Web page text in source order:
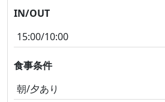
IN/OUT
15:00/10:00
食事条件
朝/夕あり